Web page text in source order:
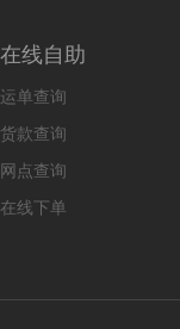
在线自助
运单查询
货款查询
网点查询
在线下单